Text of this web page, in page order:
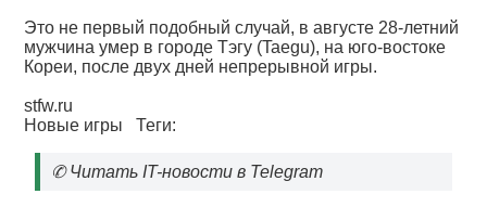
Это не первый подобный случай, в августе 28-летний
мужчина умер в городе Тэгу (Taegu), на юго-востоке
Кореи, после двух дней непрерывной игры.
stfw.ru
Новые игры Теги:
✆Читать IT-новости в Telegram